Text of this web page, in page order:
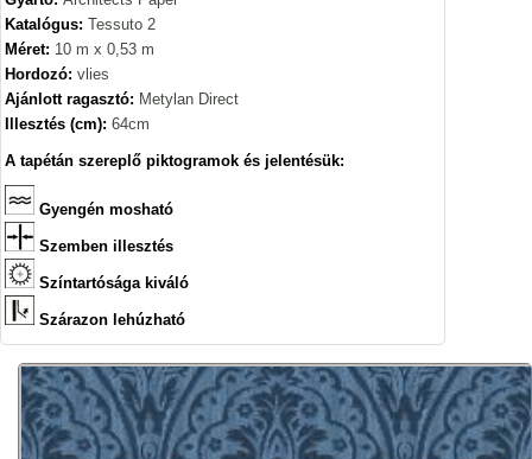
Katalógus: Tessuto 2
Méret: 10 m x 0,53 m
Hordozó: vlies
Ajánlott ragasztó: Metylan Direct
Illesztés (cm): 64cm
A tapétán szereplő piktogramok és jelentésük:
Gyengén mosható
Szemben illesztés
Színtartósága kiváló
Szárazon lehúzható